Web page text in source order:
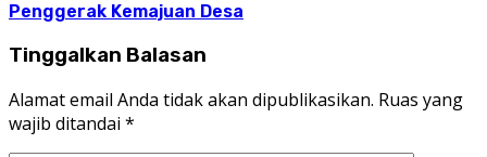
Penggerak Kemajuan Desa
Tinggalkan Balasan
Alamat email Anda tidak akan dipublikasikan. Ruas yang
wajib ditandai *